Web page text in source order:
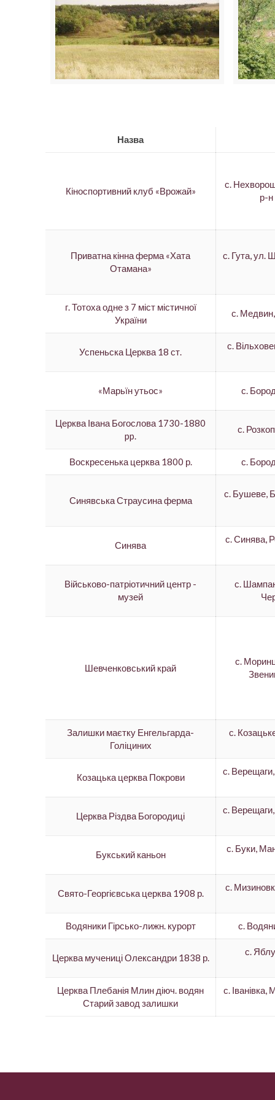
Назва
Кіноспортивний клуб «Врожай»
с.
р-н
Приватна кінна ферма «Хата
Отамана»
с. Гута, ул.
г. Тотоха одне з 7 міст містичної
України
с.
Успеньска Церква 18 ст.
с.
«Марьїн утьос» с.
Церква Івана Богослова 1730-1880
pp.
с.
Воскресенька церква 1800 р. с.
Синявська Страусина ферма
с. Бушеве,
Синява
с. Синява,
Військово-патріотичний центр -
музей
с.
Шевченковський край
с.
Залишки маєтку Енгельгарда-
Голіциних
с.
Козацька церква Покрови
с.
Церква Різдва Богородиці
с.
Букський каньон
с. Буки,
Свято-Георгієвська церква 1908 р.
с.
Водяники Гірсько-лижн. курорт с.
Церква мучениці Олександри 1838 р.
с.
Церква Плебанія Млин діюч. водян
Старий завод залишки
с. Іванівка,